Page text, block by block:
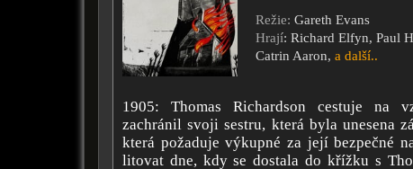
Režie: Gareth Evans
Hrají: Richard Elfyn, Paul
Catrin Aaron, a další..
1905: Thomas Richardson cestuje na
zachránil svoji sestru, která byla unesena
která požaduje výkupné za její bezpečné
litovat dne, kdy se dostala do křížku s